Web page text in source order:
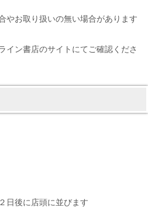
やお取り扱いの無い場合があります
イン書店のサイトにてご確認くださ
日後に店頭に並びます